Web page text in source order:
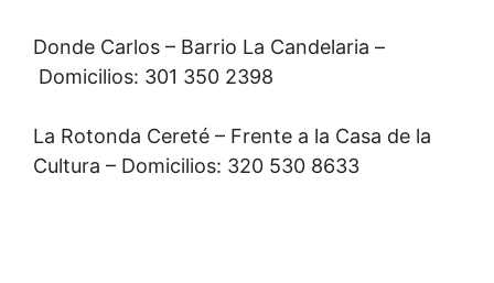
Donde Carlos – Barrio La Candelaria –
Domicilios: 301 350 2398
La Rotonda Cereté – Frente a la Casa de la
Cultura – Domicilios: 320 530 8633